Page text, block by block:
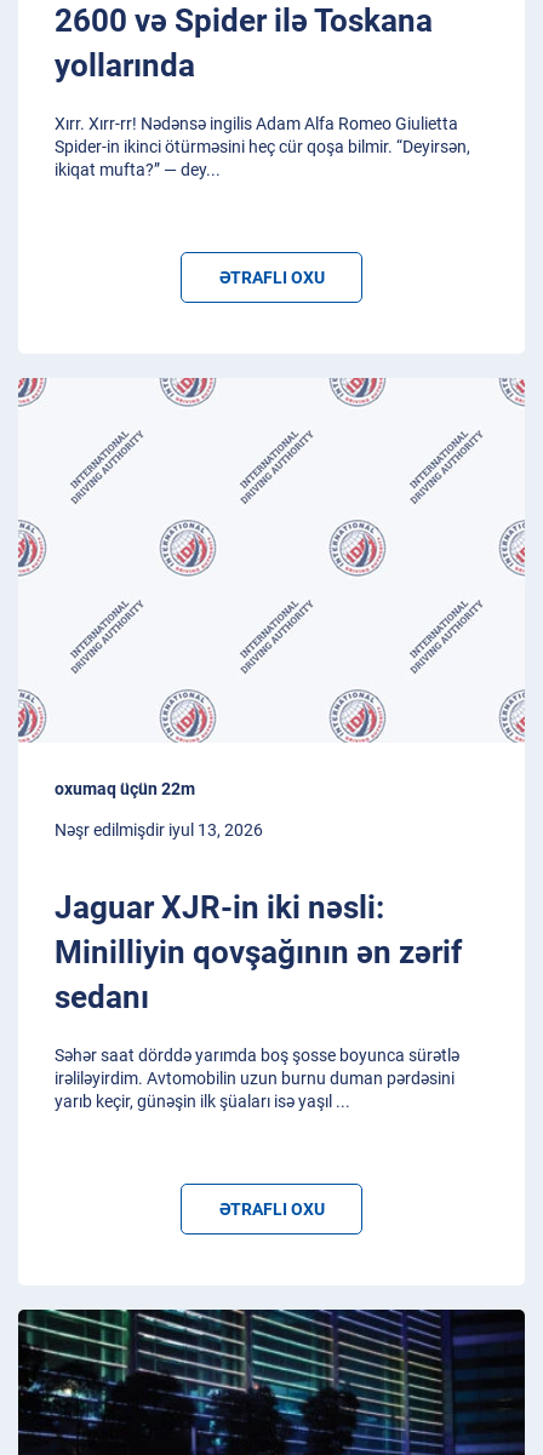
2600 və Spider ilə Toskana
yollarında
Xırr. Xırr-rr! Nədənsə ingilis Adam Alfa Romeo Giulietta
Spider-in ikinci ötürməsini heç cür qoşa bilmir. “Deyirsən,
ikiqat mufta?” — dey...
ƏTRAFLI OXU
oxumaq üçün 22m
Nəşr edilmişdir iyul 13, 2026
Jaguar XJR-in iki nəsli:
Minilliyin qovşağının ən zərif
sedanı
Səhər saat dörddə yarımda boş şosse boyunca sürətlə
irəliləyirdim. Avtomobilin uzun burnu duman pərdəsini
yarıb keçir, günəşin ilk şüaları isə yaşıl ...
ƏTRAFLI OXU